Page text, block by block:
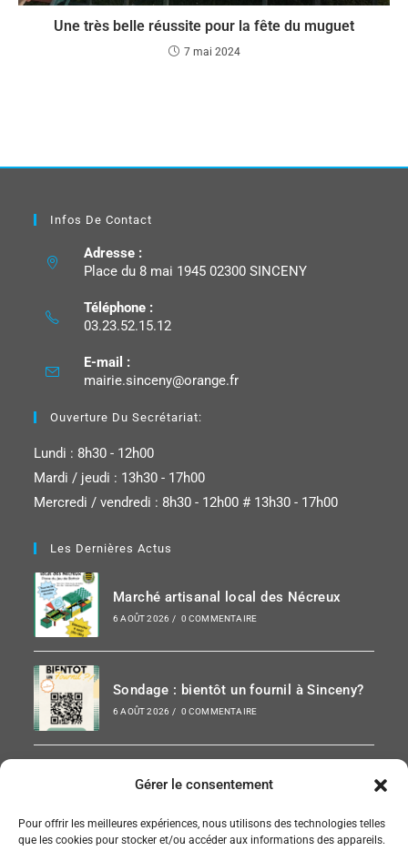
Gérer le consentement
Pour offrir les meilleures expériences, nous utilisons des technologies telles
que les cookies pour stocker et/ou accéder aux informations des appareils.
Une très belle réussite pour la fête du muguet
7 mai 2024
Infos De Contact
Adresse :
Place du 8 mai 1945 02300 SINCENY
Téléphone :
03.23.52.15.12
E-mail :
mairie.sinceny@orange.fr
Ouverture Du Secrétariat:
Lundi : 8h30 - 12h00
Mardi / jeudi : 13h30 - 17h00
Mercredi / vendredi : 8h30 - 12h00 # 13h30 - 17h00
Les Dernières Actus
Marché artisanal local des Nécreux
6 AOÛT 2026 / 0 COMMENTAIRE
Sondage : bientôt un fournil à Sinceny?
6 AOÛT 2026 / 0 COMMENTAIRE
Paris-Chauny 2026